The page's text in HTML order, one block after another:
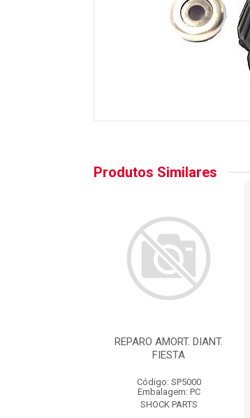
Produtos Similares
REPARO AMORT. DIANT.
FIESTA
Código: SP5000
Embalagem: PC
SHOCK PARTS